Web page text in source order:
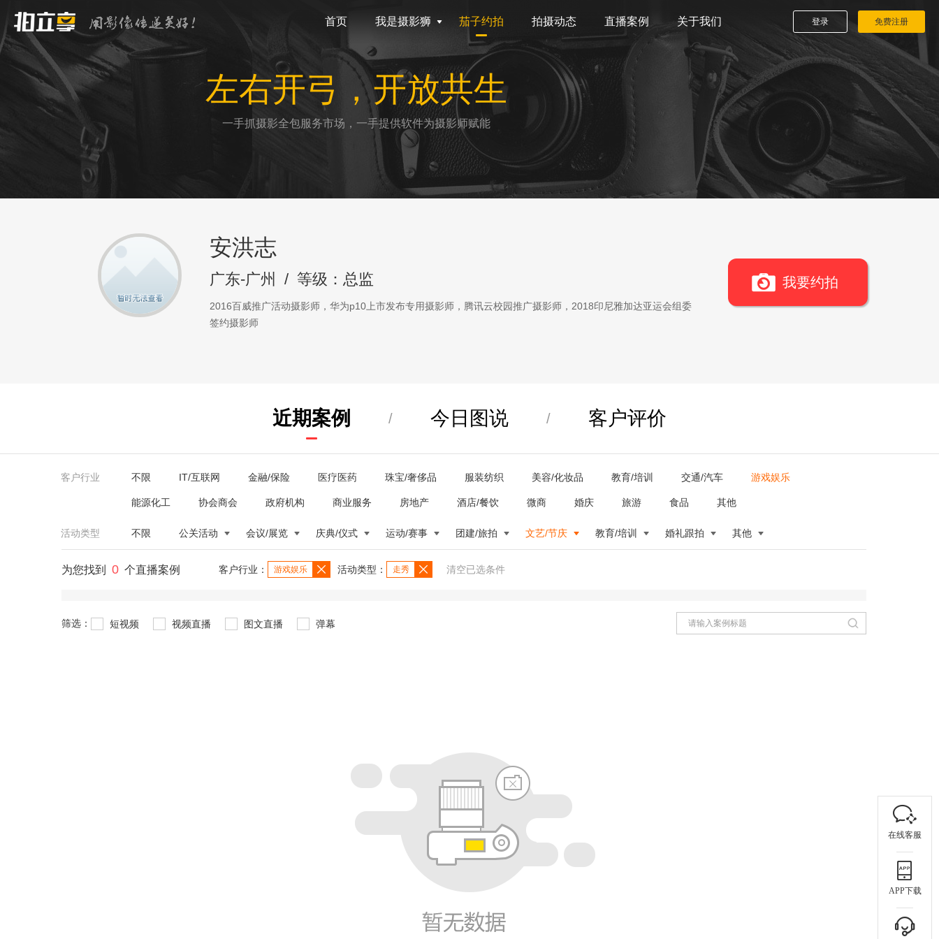
首页 我是摄影狮 茄子约拍 拍摄动态 直播案例 关于我们 登录 免费注册
左右开弓，开放共生
一手抓摄影全包服务市场，一手提供软件为摄影师赋能
安洪志
广东-广州 / 等级：总监
2016百威推广活动摄影师，华为p10上市发布专用摄影师，腾讯云校园推广摄影师，2018印尼雅加达亚运会组委
签约摄影师
我要约拍
近期案例 / 今日图说 / 客户评价
客户行业 不限 IT/互联网 金融/保险 医疗医药 珠宝/奢侈品 服装纺织 美容/化妆品 教育/培训 交通/汽车 游戏娱乐
能源化工 协会商会 政府机构 商业服务 房地产 酒店/餐饮 微商 婚庆 旅游 食品 其他
活动类型 不限 公关活动 会议/展览 庆典/仪式 运动/赛事 团建/旅拍 文艺/节庆 教育/培训 婚礼跟拍 其他
为您找到 0 个直播案例 客户行业： 游戏娱乐 活动类型： 走秀 清空已选条件
筛选： 短视频 视频直播 图文直播 弹幕
在线客服
APP下载